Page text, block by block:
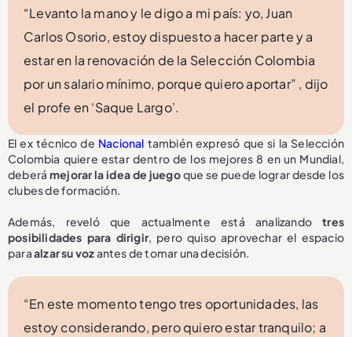
“Levanto la mano y le digo a mi país: yo, Juan
Carlos Osorio, estoy dispuesto a hacer parte y a
estar en la renovación de la Selección Colombia
por un salario mínimo, porque quiero aportar” , dijo
el profe en ‘Saque Largo’.
El ex técnico de Nacional también expresó que si la Selección
Colombia quiere estar dentro de los mejores 8 en un Mundial,
deberá mejorar la idea de juegoque se puede lograr desde los
clubes de formación.
Además, reveló que actualmente está analizandotres
posibilidades para dirigir, pero quiso aprovechar el espacio
paraalzar su vozantes de tomar una decisión.
“En este momento tengo tres oportunidades, las
estoy considerando, pero quiero estar tranquilo; a